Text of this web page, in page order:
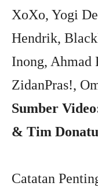
XoXo, Yogi
Hendrik,
Inong, Ahmad
ZidanPras!,
Sumber
& Tim
Catatan